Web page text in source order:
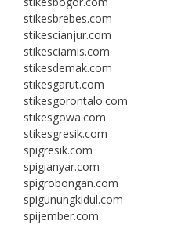
stikesbrebes.com
stikescianjur.com
stikesciamis.com
stikesdemak.com
stikesgarut.com
stikesgorontalo.com
stikesgowa.com
stikesgresik.com
spigresik.com
spigianyar.com
spigrobongan.com
spigunungkidul.com
spijember.com